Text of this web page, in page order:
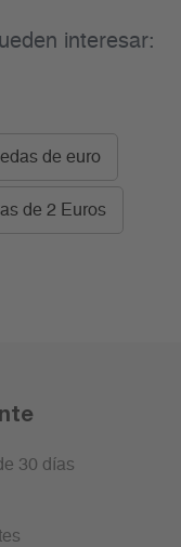
interesar:
de euro
de 2 Euros
30 días